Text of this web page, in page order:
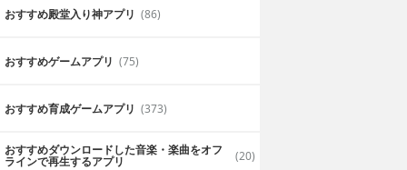
おすすめ殿堂入り神アプリ (86)
おすすめゲームアプリ (75)
おすすめ育成ゲームアプリ (373)
おすすめダウンロードした音楽・楽曲をオフ
ラインで再生するアプリ (20)